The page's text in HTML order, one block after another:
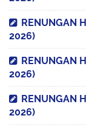
RENUNGAN
2026)
RENUNGAN
2026)
RENUNGAN
2026)